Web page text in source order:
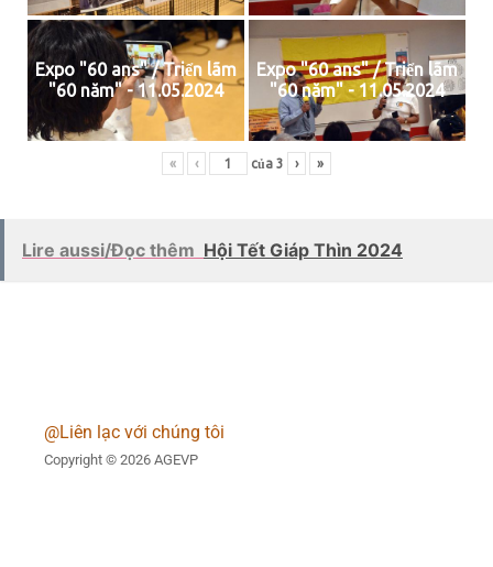
Expo "60 ans" / Triển lãm
"60 năm" - 11.05.2024
Expo "60 ans" / Triển lãm
"60 năm" - 11.05.2024
« ‹ của 3 › »
Lire aussi/Đọc thêm Hội Tết Giáp Thìn 2024
@Liên lạc với chúng tôi
Copyright © 2026 AGEVP